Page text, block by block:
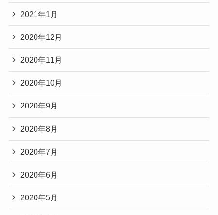
2021年1月
2020年12月
2020年11月
2020年10月
2020年9月
2020年8月
2020年7月
2020年6月
2020年5月